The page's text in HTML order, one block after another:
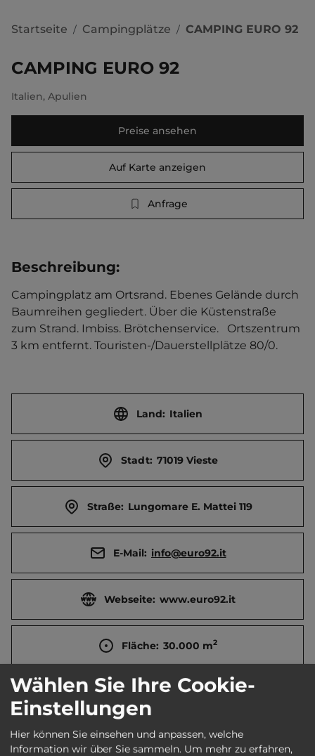
Startseite / Campingplätze / CAMPING EURO 92
CAMPING EURO 92
Italien, Apulien
Preise ansehen
Auf Karte anzeigen
Anfrage
Beschreibung:
Campingplatz am Ortsrand. Ebenes Gelände durch
Baumreihen gegliedert. Über die Küstenstraße
zum Strand. Imbiss. Brötchenservice.   Ortszentrum
3 km entfernt. Touristen-/Dauerstellplätze 80/0.
Land: Italien
Stadt: 71019 Vieste
Straße: Lungomare E. Mattei 119
E-Mail: info@euro92.it
Webseite: www.euro92.it
Fläche: 30.000 m2
Öffnungszeiten: Apr. bis Okt.
Telefon: 0039 0884 700968
Wählen Sie Ihre Cookie-
Einstellungen
Hier können Sie einsehen und anpassen, welche
Information wir über Sie sammeln. Um mehr zu erfahren,